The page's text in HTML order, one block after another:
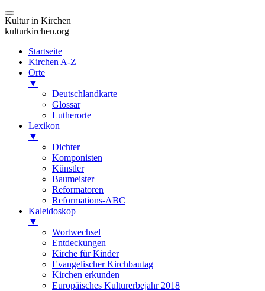
Kultur in Kirchen
kulturkirchen.org
Startseite
Kirchen A-Z
Orte
▼
Deutschlandkarte
Glossar
Lutherorte
Lexikon
▼
Dichter
Komponisten
Künstler
Baumeister
Reformatoren
Reformations-ABC
Kaleidoskop
▼
Wortwechsel
Entdeckungen
Kirche für Kinder
Evangelischer Kirchbautag
Kirchen erkunden
Europäisches Kulturerbejahr 2018